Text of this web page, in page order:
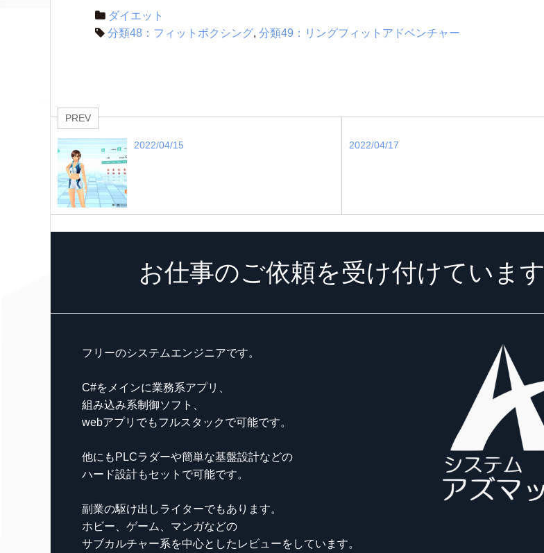
ダイエット
分類48：フィットボクシング, 分類49：リングフィットアドベンチャー
PREV
2022/04/15 2022/04/17
お仕事のご依頼を受け付けています
フリーのシステムエンジニアです。
C#をメインに業務系アプリ、
組み込み系制御ソフト、
webアプリでもフルスタックで可能です。
他にもPLCラダーや簡単な基盤設計などの
ハード設計もセットで可能です。
副業の駆け出しライターでもあります。
ホビー、ゲーム、マンガなどの
サブカルチャー系を中心としたレビューをしています。